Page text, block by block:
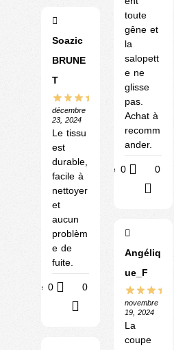
Soazic
BRUNE
T
décembre
23, 2024
Le tissu
est
durable,
facile à
nettoyer
et
aucun
problèm
e de
fuite.
Utile 0 0
toute
gêne et
la
salopett
e ne
glisse
pas.
Achat à
recomm
ander.
Utile 0 0
Angéliq
ue_F
novembre
19, 2024
La
coupe